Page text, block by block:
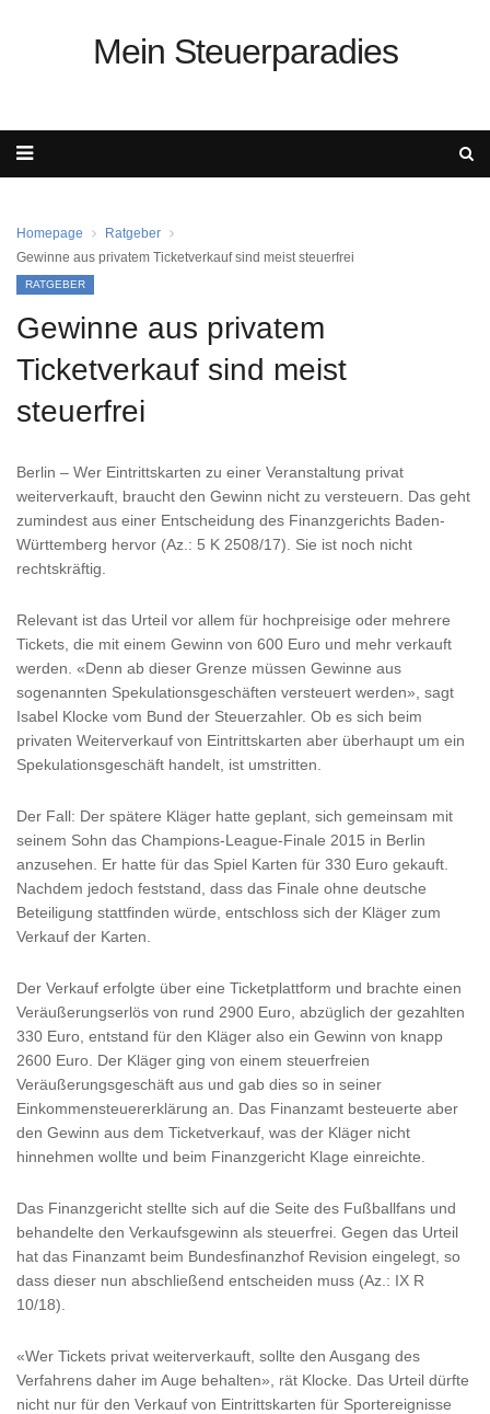
Mein Steuerparadies
Homepage
Ratgeber
Gewinne aus privatem Ticketverkauf sind meist steuerfrei
RATGEBER
Gewinne aus privatem
Ticketverkauf sind meist
steuerfrei
Berlin – Wer Eintrittskarten zu einer Veranstaltung privat
weiterverkauft, braucht den Gewinn nicht zu versteuern. Das geht
zumindest aus einer Entscheidung des Finanzgerichts Baden-
Württemberg hervor (Az.: 5 K 2508/17). Sie ist noch nicht
rechtskräftig.
Relevant ist das Urteil vor allem für hochpreisige oder mehrere
Tickets, die mit einem Gewinn von 600 Euro und mehr verkauft
werden. «Denn ab dieser Grenze müssen Gewinne aus
sogenannten Spekulationsgeschäften versteuert werden», sagt
Isabel Klocke vom Bund der Steuerzahler. Ob es sich beim
privaten Weiterverkauf von Eintrittskarten aber überhaupt um ein
Spekulationsgeschäft handelt, ist umstritten.
Der Fall: Der spätere Kläger hatte geplant, sich gemeinsam mit
seinem Sohn das Champions-League-Finale 2015 in Berlin
anzusehen. Er hatte für das Spiel Karten für 330 Euro gekauft.
Nachdem jedoch feststand, dass das Finale ohne deutsche
Beteiligung stattfinden würde, entschloss sich der Kläger zum
Verkauf der Karten.
Der Verkauf erfolgte über eine Ticketplattform und brachte einen
Veräußerungserlös von rund 2900 Euro, abzüglich der gezahlten
330 Euro, entstand für den Kläger also ein Gewinn von knapp
2600 Euro. Der Kläger ging von einem steuerfreien
Veräußerungsgeschäft aus und gab dies so in seiner
Einkommensteuererklärung an. Das Finanzamt besteuerte aber
den Gewinn aus dem Ticketverkauf, was der Kläger nicht
hinnehmen wollte und beim Finanzgericht Klage einreichte.
Das Finanzgericht stellte sich auf die Seite des Fußballfans und
behandelte den Verkaufsgewinn als steuerfrei. Gegen das Urteil
hat das Finanzamt beim Bundesfinanzhof Revision eingelegt, so
dass dieser nun abschließend entscheiden muss (Az.: IX R
10/18).
«Wer Tickets privat weiterverkauft, sollte den Ausgang des
Verfahrens daher im Auge behalten», rät Klocke. Das Urteil dürfte
nicht nur für den Verkauf von Eintrittskarten für Sportereignisse